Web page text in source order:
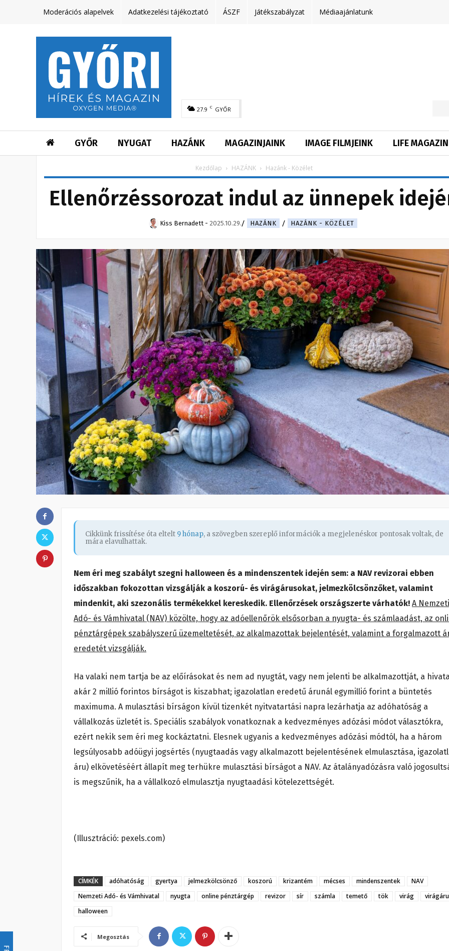
Moderációs alapelvek Adatkezelési tájékoztató ÁSZF Játékszabályzat Médiaajánlatunk
27.9 C GYŐR
GYŐR NYUGAT HAZÁNK MAGAZINJAINK IMAGE FILMJEINK LIFE MAGAZIN
Kezdőlap HAZÁNK Hazánk - Közélet
Ellenőrzéssorozat indul az ünnepek
Kiss Bernadett - 2025.10.29. HAZÁNK HAZÁNK - KÖZÉLET
Cikkünk frissítése óta eltelt 9 hónap, a szövegben szereplő információk a megjelenéskor pontosak voltak, de
mára elavulhattak.
Nem éri meg szabályt szegni halloween és a mindenszentek idején sem: a NAV revizorai ebben
időszakban fokozottan vizsgálják a koszorú- és virágárusokat, jelmezkölcsönzőket, valamint
mindenkit, aki szezonális termékekkel kereskedik. Ellenőrzések országszerte várhatók! A Nemzeti
Adó- és Vámhivatal (NAV) közölte, hogy az adóellenőrök elsősorban a nyugta- és számlaadást, az
pénztárgépek szabályszerű üzemeltetését, az alkalmazottak bejelentését, valamint a forgalmazott
eredetét vizsgálják.
Ha valaki nem tartja be az előírásokat és nem ad nyugtát, vagy nem jelenti be alkalmazottját, a
akár 2 millió forintos bírságot is kiszabhat; igazolatlan eredetű árunál egymillió forint a büntetés
maximuma. A mulasztási bírságon kívül tizenkét nyitvatartási napra lezárhatja az adóhatóság a
vállalkozás üzletét is. Speciális szabályok vonatkoznak a kedvezményes adózási módot választókra,
ezért nekik sem éri meg kockáztatni. Elesnek ugyanis a kedvezményes adózási módtól, ha a három
legsúlyosabb adóügyi jogsértés (nyugtaadás vagy alkalmazott bejelentésének elmulasztása,
áru) elkövetéséért állapít meg terhükre mulasztási bírságot a NAV. Az átalányadózásra való
is megszűnik, ha a vállalkozó elmulasztja nyugtaadási kötelezettségét.
(Illusztráció: pexels.com)
CÍMKÉK adóhatóság gyertya jelmezkölcsönző koszorú krizantém mécses mindenszentek
NAV
Nemzeti Adó- és Vámhivatal
nyugta online pénztárgép revizor sír számla temető tök virág
halloween
Megosztás